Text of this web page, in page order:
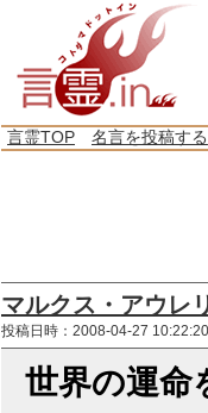
言霊TOP 名言を投稿する
マルクス・アウレ
投稿日時：2008-04-27
世界の運命